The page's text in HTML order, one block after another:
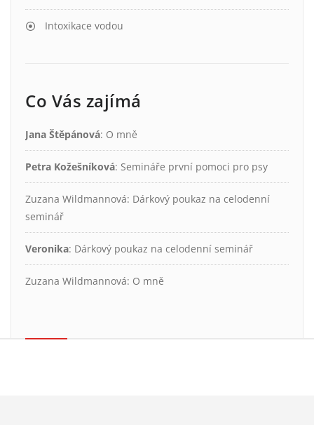
Intoxikace vodou
Co Vás zajímá
Jana Štěpánová: O mně
Petra Kožešníková: Semináře první pomoci pro psy
Zuzana Wildmannová: Dárkový poukaz na celodenní
seminář
Veronika: Dárkový poukaz na celodenní seminář
Zuzana Wildmannová: O mně